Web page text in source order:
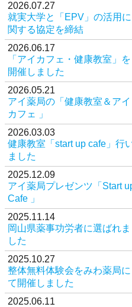
オリジナル商品
医薬品の特定販売
お問い合わせ
2026.07.27
就実大学と「EPV」の活用に
関する協定を締結
2026.06.17
「アイカフェ・健康教室」を
開催しました
2026.05.21
アイ薬局の「健康教室＆アイ
カフェ 」
2026.03.03
健康教室「start up cafe」行
ました
2025.12.09
アイ薬局プレゼンツ「Start
Cafe 」
2025.11.14
岡山県薬事功労者に選ばれま
した
2025.10.27
整体無料体験会をみわ薬局に
て開催しました
2025.06.11